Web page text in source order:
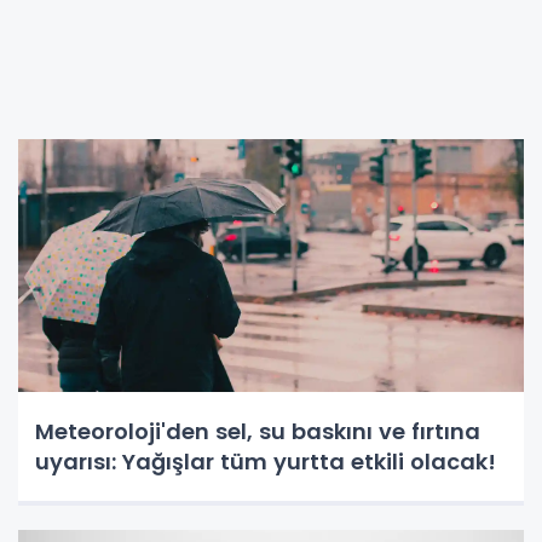
Meteoroloji'den sel, su baskını ve fırtına
uyarısı: Yağışlar tüm yurtta etkili olacak!